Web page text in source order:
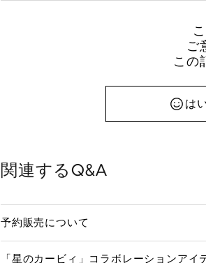
ご
この
は
関連するQ&A
予約販売について
「星のカービィ」コラボレーションアイ